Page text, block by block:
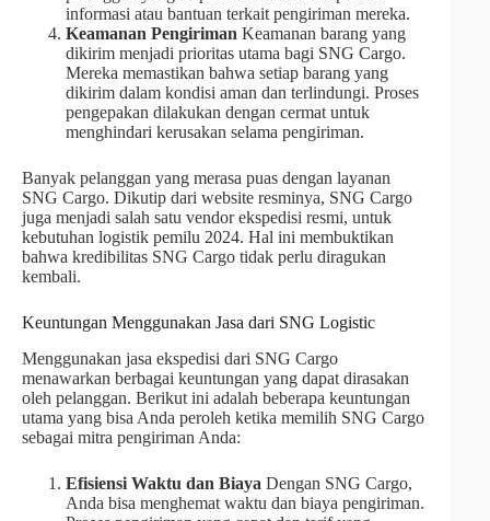
informasi atau bantuan terkait pengiriman mereka.
Keamanan Pengiriman Keamanan barang yang
dikirim menjadi prioritas utama bagi SNG Cargo.
Mereka memastikan bahwa setiap barang yang
dikirim dalam kondisi aman dan terlindungi. Proses
pengepakan dilakukan dengan cermat untuk
menghindari kerusakan selama pengiriman.
Banyak pelanggan yang merasa puas dengan layanan
SNG Cargo. Dikutip dari website resminya, SNG Cargo
juga menjadi salah satu vendor ekspedisi resmi, untuk
kebutuhan logistik pemilu 2024. Hal ini membuktikan
bahwa kredibilitas SNG Cargo tidak perlu diragukan
kembali.
Keuntungan Menggunakan Jasa dari SNG Logistic
Menggunakan jasa ekspedisi dari SNG Cargo
menawarkan berbagai keuntungan yang dapat dirasakan
oleh pelanggan. Berikut ini adalah beberapa keuntungan
utama yang bisa Anda peroleh ketika memilih SNG Cargo
sebagai mitra pengiriman Anda:
Efisiensi Waktu dan Biaya Dengan SNG Cargo,
Anda bisa menghemat waktu dan biaya pengiriman.